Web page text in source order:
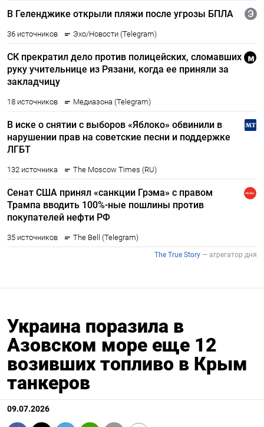
Украина поразила в
Азовском море еще 12
возивших топливо в Крым
танкеров
09.07.2026